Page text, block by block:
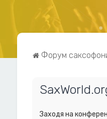
Форум
Заходя на